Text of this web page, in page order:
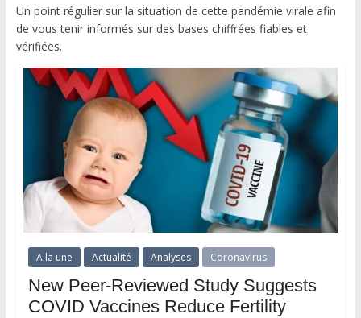
Un point régulier sur la situation de cette pandémie virale afin
de vous tenir informés sur des bases chiffrées fiables et
vérifiées.
A la une Actualité Analyses Coronavirus
New Peer-Reviewed Study Suggests
COVID Vaccines Reduce Fertility